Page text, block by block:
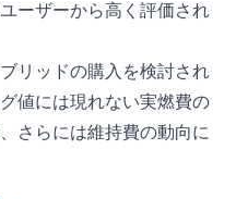
ーザーから高く評価され
リッドの購入を検討され
値には現れない実燃費の
さらには維持費の動向に